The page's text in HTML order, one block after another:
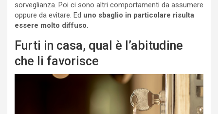
sorveglianza. Poi ci sono altri comportamenti da assumere
oppure da evitare. Ed uno sbaglio in particolare risulta
essere molto diffuso.
Furti in casa, qual è l’abitudine
che li favorisce